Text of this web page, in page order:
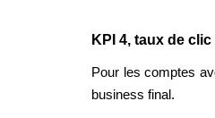
KPI 4, taux de
Pour les comptes
business final.